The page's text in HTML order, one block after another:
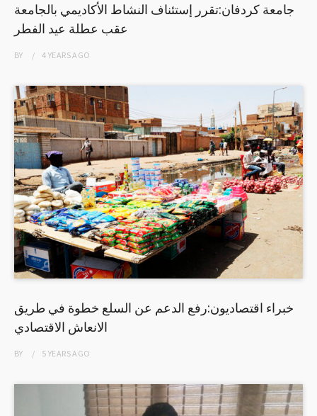
جامعة كردفان:تقرر إستئناف النشاط الأكاديمي بالجامعة
عقب عطلة عيد الفطر
BY 4 YEARSAGO
خبراء اقتصاديون:رفع الدعم عن السلع خطوة في طريق
الانعاش الاقتصادي
BY 5 YEARSAGO